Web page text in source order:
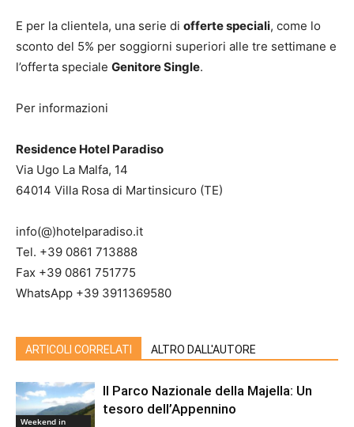
E per la clientela, una serie di offerte speciali, come lo
sconto del 5% per soggiorni superiori alle tre settimane e
l’offerta speciale Genitore Single.
Per informazioni
Residence Hotel Paradiso
Via Ugo La Malfa, 14
64014 Villa Rosa di Martinsicuro (TE)
info(@)hotelparadiso.it
Tel. +39 0861 713888
Fax +39 0861 751775
WhatsApp +39 3911369580
ARTICOLI CORRELATI ALTRO DALL'AUTORE
Weekend in
Il Parco Nazionale della Majella: Un
tesoro dell’Appennino